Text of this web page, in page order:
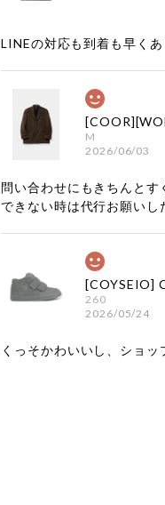
LINEの対応も到着も早く
M
2026/06/03
問い合わせにもきちんと
できない時は代行お願いし
260
2026/05/24
くっそかわいいし、ショ